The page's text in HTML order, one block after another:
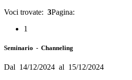
Voci trovate: 3Pagina:
1
Seminario - Channeling
Dal 14/12/2024 al 15/12/2024